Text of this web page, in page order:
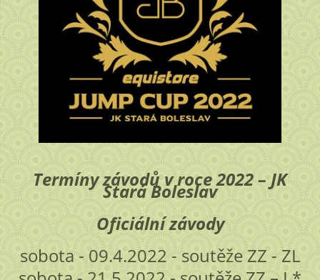
Termíny závodů v roce 2022 – JK
Stará Boleslav
Oficiální závody
sobota - 09.4.2022 - soutěže ZZ - ZL